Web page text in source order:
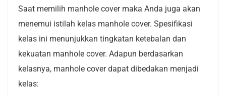
Saat memilih manhole cover maka Anda juga akan
menemui istilah kelas manhole cover. Spesifikasi
kelas ini menunjukkan tingkatan ketebalan dan
kekuatan manhole cover. Adapun berdasarkan
kelasnya, manhole cover dapat dibedakan menjadi
kelas: